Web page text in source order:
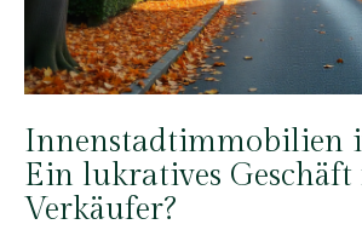
Innenstadtimmobilien
Ein lukratives
Verkäufer?